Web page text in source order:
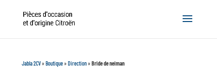
Jabla 2CV» Boutique» Direction» Bride de neiman